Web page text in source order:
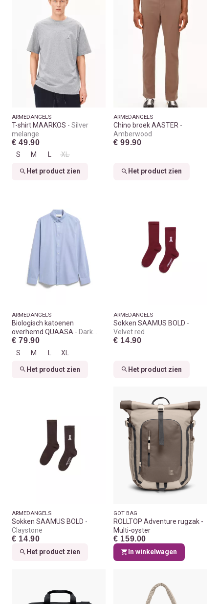
ARMEDANGELS
T-shirt MAARKOS
Silver
melange
€ 49.90
S M L XL
Het product zien
ARMEDANGELS
Chino broek AASTER
Amberwood
€ 99.90
Het product zien
ARMEDANGELS
Biologisch katoenen
overhemd QUAASA
Dark
morning
€ 79.90
S M XL
Het product zien
ARMEDANGELS
Sokken SAAMUS BOLD
Velvet red
€ 14.90
Het product zien
ARMEDANGELS
Sokken SAAMUS BOLD
Claystone
€ 14.90
Het product zien
GOT BAG
ROLLTOP Adventure rugzak -
Multi-oyster
€ 159.00
In winkelwagen